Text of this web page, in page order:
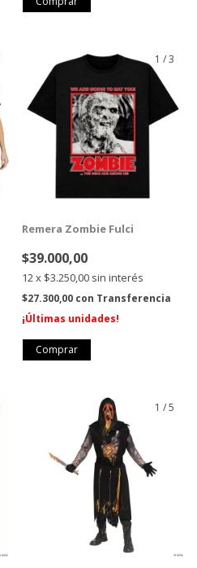
1 /3
Remera Zombie Fulci
$39.000,00
12x $3.250,00 sin interés
$27.300,00 con Transferencia
¡Últimas unidades!
Comprar
1 /5